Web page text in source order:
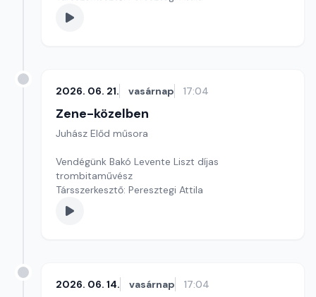
2026. 06. 21. vasárnap 17:04
Zene-közelben
Juhász Előd műsora
Vendégünk Bakó Levente Liszt díjas
trombitaművész
Társszerkesztő: Peresztegi Attila
2026. 06. 14. vasárnap 17:04